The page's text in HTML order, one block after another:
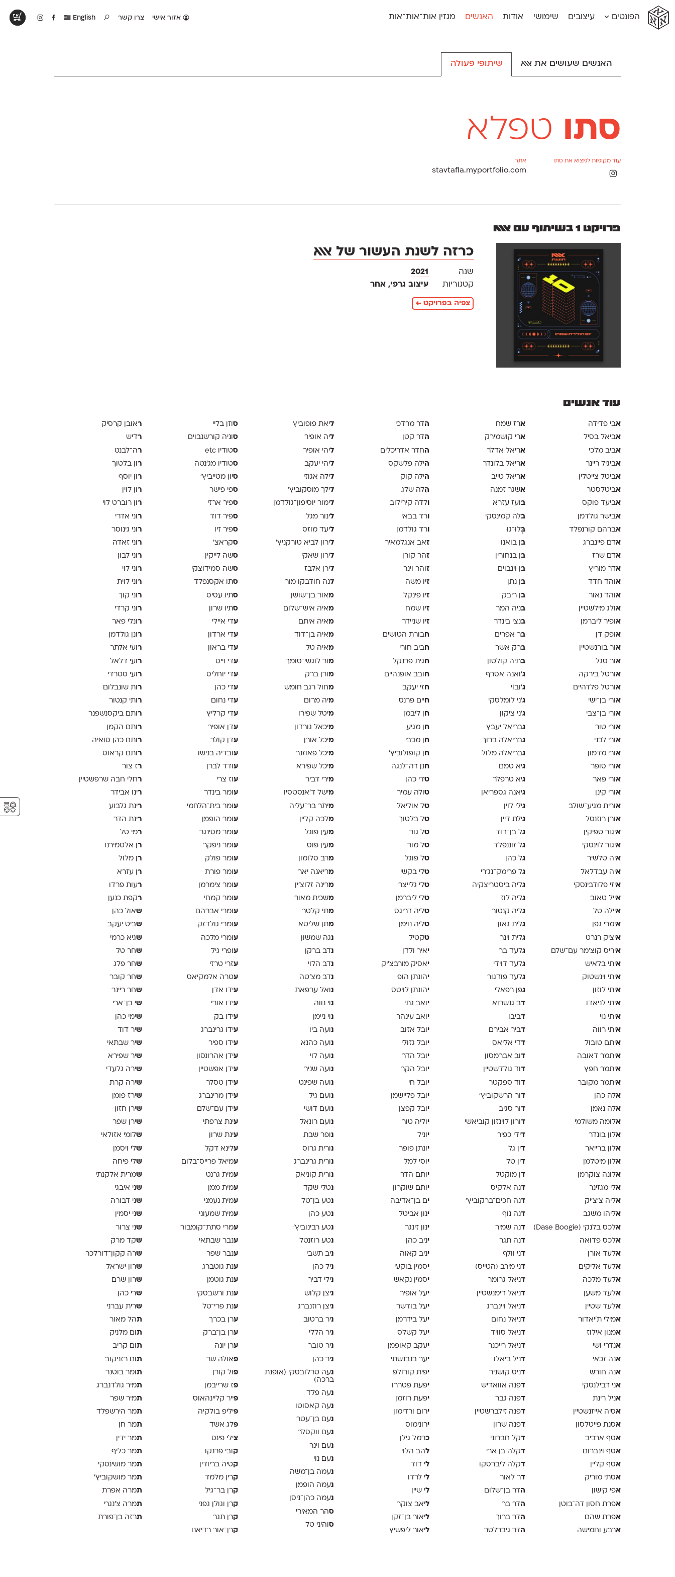
אא
אא
א
א
הפונטים עיצובים שימושי אודות האנשים מגזין אות־אות־אות אזור אישי צרו קשר English
מטריפים שנעשו עם
פונטים על־גבי דף A4
של הפונטים שלנו זה
האנשים שעושים את אאא שיתופי פעולה
סתו טפלא
עוד מקומות למצוא את סתו
Θ
אתר
stavtafla.myportfolio.com
פרויקט 1 בשיתוף עם אאא
כרזה לשנת העשור של אאא
שנה
2021
קטגוריות
עיצוב גרפי, אחר
צפיה בפרויקט ←
עוד אנשים
אבי פדידה
אביאל בסיל
אביב מלכי
אביגיל ריינר
אביטל צייטלין
אביטלסטר
אביעד פוקס
אבישר גולדמן
אברהם קורנפלד
אדם פיינברג
אדם שרז
אדר מוריץ
אוהד חדד
אוהד נאור
אולג מילשטיין
אופיר ליברמן
אופק דן
אור בורנשטיין
אור סגל
אורטל בירקה
אורטל פלדהיים
אורי בן־ישי
אורי בן־צבי
אורי טור
אורי לבני
אורי מדמון
אורי סופר
אורי פאר
אורי קינן
אורית מגיע־שולב
אורן רוזנסל
איגור טפיקין
איגור לוינסקי
איה טלשיר
איה עבדלאל
איזי פלודבינסקי
אייל טאוב
איילה טל
אימרי גפן
איציק רנרט
איריס קוצ׳מר עם־שלם
איתי בלאיש
איתי וינשטוק
איתי לוזון
איתי לניאדו
איתי נוי
איתי רווה
איתם טובול
איתמר דאובה
איתמר חפץ
איתמר מקובר
אלה כהן
אלה נאמן
אלומה משולמי
אלון בונדר
אלון ברייאר
אלון מיטלמן
אלונה צוקרמן
אלי מגזינר
אליה צ׳צ׳יק
אליהו משגב
אלכס בלנקי (Dase Boogie)
אלכס פדואה
אלעד אורן
אלעד אליקים
אלעד מלכה
אלעד משען
אלעד שטיין
אמילי ת׳יאדור
אמנון אילוז
אנדרי ושי
אנה זכאי
אנה חורש
אני דבילנסקי
אניל רינת
אסיה אייזנשטיין
אסנת פייטלסון
אסף ארביב
אסף וינברום
אסף קליין
אסתי מוריק
אפי קישון
אפרת חסון דה־בוטן
אפרת שהם
ארבע וחמישה
ארז שמח
ארי קושמירק
אריאל אדלר
אריאל בלונדר
אריאל טייב
אשגר זמנה
ב ועז עזרא
בלה קמינסקי
בְּלוּ־גוּ
ב ן בואנו
ב ן בנחורין
ב ן וינבוים
ב ן נתן
ב ן ריבק
בניה המר
בנצי בינדר
בר אפרים
ברק אשר
בתיה קולטון
ג'ואנה אסרף
ג'וּבּוֹי
ג׳ני לומלסקי
ג׳ני ציקון
גבריאל יעבץ
גבריאלה ברוך
גבריאלה מלול
גיא טמם
גיא טרפלר
גיאנה גספריאן
גילי לוין
גילת דיין
גל בן־דוד
גל זוננפלד
גל כהן
גל פרימק־נג׳רי
גליה ביסטריצקיה
גליה לוז
גליה קנטור
גלית גאון
גלית וינר
גלעד בר
גלעד דוידי
גלעד פודגור
גפן רפאלי
דב גנשרוא
דביבו
דביר אבירם
דדי אליאס
ד וב אברמסון
ד וד גולדשטיין
ד וד ספקטר
ד ור הרשקוביץ׳
ד ור סגיב
ד ורון לוינזון קוביאשי
דידי כפיר
דין גל
דין טל
ד ן מוקטל
דנה אלקיס
דנה חכים־ברקוביץ׳
דנה נוף
דנה שמיר
דנה תגר
דני וולף
דני מירב (הטייס)
דניאל גרומר
דניאל דימנשטיין
דניאל ויינברג
דניאל נחום
דניאל סוויד
דניאל רייכנר
דניל ביאלו
דניס קושניר
דפנה אוואדיש
דפנה גבר
דפנה זילברשטיין
דפנה שרון
דקל חברוני
דקלה בן ארי
דקלה ליברסקו
דר לאור
הדר בן־שלום
הדר בר
הדר ברוך
הדר גיברלטר
הדר מרדכי
הדר קטן
החדר אדריכלים
הילה פלשקס
הילה קוק
הִלה שלג
ולדה קירילוב
ורד בבאי
ורד גולדמן
זאב אנגלמאיר
זהר קורן
זוהר וינר
זיו משה
זיו פינקל
זיו שמח
זיו שניידר
חבורת הטושים
חביב חורי
חגית פרנקל
ח ובב אופנהיים
ח זי יעקב
חיים פרנס
ח ן ליבמן
ח ן מגיע
ח ן מכבי
ח ן קופולוביץ'
חנן דה־לנגה
טדי כהן
טולה עמיר
טל אוליאל
טל בלטוך
טל גור
טל מור
טל פוגל
טלי בקשי
טלי גלייצר
טלי ליברמן
טליה דריגס
טליה נוימן
טקטיל
יאיר ולדן
יאסיק מורבצ'יק
יהונתן הופ
יהונתן לויטס
יואב גתי
יואב עינהר
יובל אזוב
יובל גזולי
יובל הדר
יובל הקר
יובל חי
יובל פליישמן
יובל קפצן
יוליה טור
יוניל
יונתן פופר
יוסי למל
יותם הדר
יותם שוקרון
ים בן־אדיבה
ינון אביטל
ינון זינגר
יניב כהן
יניב קאוה
יסמין בוקעי
יסמין נקאש
יעל אופיר
יעל בודשר
יעל בידרמן
יעל קשלס
יעקב קאופמן
יער בנבנשתי
יפית קורולפ
יפעת פטררו
יפעת רוזמן
ירום ורדימון
ירונימוס
כרמל גילן
להב הלוי
לי דוד
לי לרדו
לי שיין
ליאב צוקר
ליאור בן־זקן
ליאור ליפשיץ
ליאת פופוביץ
ליה אופיר
ליהי אופיר
ליהי יעקב
לילה אגוזי
לילך מוסקוביץ'
לימור יוסיפון־גולדמן
לינור מגל
ליעד מוזס
לירון לביא טורקניץ׳
לירון שאקי
לירן אלבז
לנה חודבקו מור
מאור בן־שושן
מאיה איש־שלום
מאיה איתם
מאיה בן־דוד
מאיה טל
מ ור לוגשי־סומך
מ ורן ברק
מחול רגב חומש
מיה מרום
מיטל שפירו
מיכאל גורדון
מיכל אורן
מיכל פאוזנר
מיכל שפירא
מירי דביר
מישל ד׳אנסטסיו
מיתר בר־עליה
מלכה קליין
מעין פוגל
מעין פוס
מרב סלומון
מריאנה יאר
מרינה זלוצ׳ין
משכית מאור
מתי קלטר
מתן שליטא
נגה שמשון
נדב ברקן
נדב הלוי
נדב מצ׳טה
נ ואל ערפאת
נ וי נווה
נ וי ניימן
נ ועה ביו
נ ועה כהנא
נ ועה לוי
נ ועה שניר
נ ועה שפינט
נ ועם גיל
נ ועם דושי
נ ועם רונאל
נ ופר שבת
נ ורית גרוס
נ ורית גרינברג
נ ורית קוניאק
נטלי שקד
נטע בן־טל
נטע כהן
נטע רבינוביץ׳
נטע רוזנטל
ניב תשבי
ניל כהן
נילי דביר
ניצן קלוש
ניצן רוזנברג
ניר ברטוב
ניר הללי
ניר טובר
ניר כהן
נעה טרלובסקי (אופנת
ברכה)
נעה פלד
נעה קאסוטו
נעם בן־עטר
נעם ווקסלר
נעם וינר
נעם נוי
נעמה בן־משה
נעמה הופמן
נעמה כהן־ניסן
סהר המאירי
ס והיני טל
ס וזן בליי
ס וניה קורשנבוים
סטודיו etc
סטודיו מג'נטה
סיון מטייביץ׳
ספי פישר
ספיר ארזי
ספיר דוד
ספיר זיו
סקראצ׳
סשה לייקין
סשה סמידוצקי
סתו אקסנפלד
סתיו עסיס
סתיו שרון
עדי איילי
עדי ארדון
עדי בראון
עדי וייס
עדי יוחליס
עדי כהן
עדי נחום
עדי קרליץ
עדן אופיר
עדן קולר
ע ובדיה בנישו
ע ודד לברן
ע וז צרי
ע ומר בינדר
ע ומר בית־הלחמי
ע ומר הופמן
ע ומר מסינגר
ע ומר ניפקר
ע ומר פולק
ע ומר פורת
ע ומר צימרמן
ע ומר קמחי
ע ומרי אברהם
ע ומרי גולדזק
ע ומרי מלכה
ע ופרי גיל
עזרי טרזי
עטרה אלמקיאס
עידו אדן
עידו אורי
עידו בק
עידו גרינברג
עידו ספיר
עידן אהרונסון
עידן אפשטיין
עידן טסלר
עידן מרינברג
עידן עם־שלם
עינת צרפתי
עינת שרון
עלינא דקל
עמיאל פרייס־בלום
עמית גרנט
עמית ממן
עמית נעמני
עמית שמעוני
עמרי סתת־קומבור
ענבר שבתאי
ענבר שפר
ענת גוטברג
ענת גוטמן
ענת ורשבסקי
ענת פרי־טל
ערן בכרך
ערן בן־ברק
ערן יונה
פאולה שר
פ ול קורן
פז שרייבמן
פייר קליינהאוס
פיליפ בולקיה
פלג אשד
צילי פינס
ק ובי פרנקו
קטיה בריודין
קרין מלמד
קרן בר־גיל
קרן וגולן גפני
קרן תגר
קרן־אור רדיאנו
ראובן קרסיק
רדיש
רה־לבנט
רון בלטוך
רון יוסף
רון לוין
רון רוברט לוי
רוני אדרי
רוני גינוסר
רוני זאדה
רוני לבון
רוני לוי
רוני לוית
רוני קוך
רוני קרדי
רונלי פאר
רונן גולדמן
רועי אלתר
רועי דלאל
רועי סטרדי
רות שונבלום
רותי קנטור
רותם ביקסנשפנר
רותם הקמן
רותם כהן סואיה
רותם קראוס
רז צור
רחלי חבה שרפשטיין
רינו אבידר
רינת גלבוע
רינת הדר
רמי טל
רן אלטמירנו
רן מלול
רן עזרא
רעות פרדו
רקפת כנען
שאול כהן
שביט יעקב
שגיא כרמי
שחר טל
שחר פלג
שחר קובר
שחר ריינר
שי בן־ארי
שימי כהן
שיר דוד
שיר שבתאי
שיר שפירא
שירה גלעדי
שירה קרת
שירז פומן
שירן חזון
שירן שפר
שלומי אזולאי
שלי ויסמן
שלי פיחה
שמרית אלקנתי
שני איבגי
שני דבורה
שני יסמין
שני צרור
שקד מרק
שרה קקון־דורלכר
שרון ישראל
שרון שרם
שרי כהן
שרית עברני
תהל מאור
תום מלניק
תום קריב
תום רזניקוב
תומר בוטנר
תמיר גולדנברג
תמיר שפר
תמר הירשפלד
תמר חן
תמר ידין
תמר כליף
תמר מושינסקי
תמר מושקוביץ'
תמרה אפרת
תמרה צ׳נגרי
תרזה בן־פורת
⚥︎